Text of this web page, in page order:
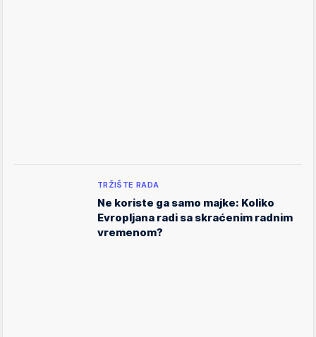
TRŽIŠTE RADA
Ne koriste ga samo majke: Koliko
Evropljana radi sa skraćenim radnim
vremenom?